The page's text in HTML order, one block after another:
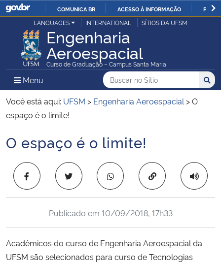
IR
PARA
O
CONTEÚDO
COMUNICA BR ACESSO À INFORMAÇÃO
Ministério da Justiça e Segurança Pública
Ministério da Defesa
Ministério das Relações Exteriores
Ministério da Infraestrutura
Ministério da Agricultura, Pecuária e Abastecimento
Ministério da Cidadania
Ministério da Saúde
LANGUAGES INTERNATIONAL SÍTIOS DA UFSM
Engenharia
Aeroespacial
Curso de Graduação – Campus Santa Maria
Menu Menu Principal do Sítio
Busca
Buscar no no Sítio
Busca:
Você está aqui: UFSM > Engenharia Aeroespacial >O
espaço é o limite!
Início do conteúdo
O espaço é o limite!
Copiar para área
Publicado em 10/09/2018, 17h33
Acadêmicos do curso de Engenharia Aeroespacial da
UFSM são selecionados para curso de Tecnologias